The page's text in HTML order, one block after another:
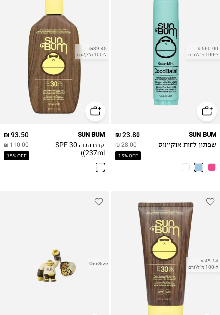
₪560.00
ל-100 מ"ל\גרם
23.80 ₪
28.00 ₪
15% OFF
SUN BUM
שפתון לחות אוקיינוס
₪39.45
ל-100 מ"ל\גרם
93.50 ₪
110.00 ₪
15% OFF
SUN BUM
קרם הגנה 30 SPF
(237ml)
₪45.14
ל-100 מ"ל\גרם
OneSize